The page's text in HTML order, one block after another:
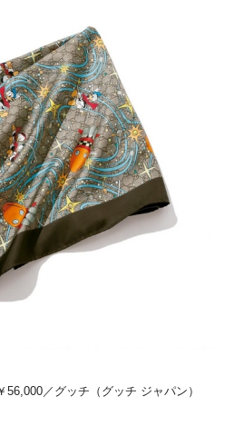
／グッチ（グッチ ジャパン）